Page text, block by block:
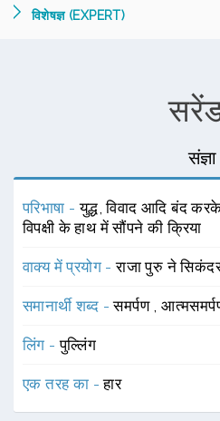
विशेषज्ञ (EXPERT)
संज्ञा
परिभाषा -युद्ध, विवाद आदि बंद
विपक्षी के हाथ में सौंपने की क्रिया
वाक्य में प्रयोग -राजा पुरु ने
समानार्थी शब्द -समर्पण ,
लिंग -पुल्लिंग
एक तरह का -हार